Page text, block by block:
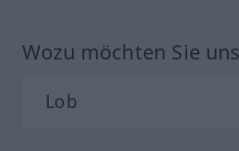
Wozu möchten Sie